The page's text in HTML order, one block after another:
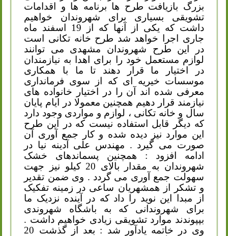
بزرگ بازیافت طرح ها برنامه ها و اقدامات
تشویقی بسیاری برای شهروندان خواهیم
داشت که یکی از آنها که از 19 اسفند ماه
جاری اجرا خواهد شد طرح خانه تکانی است
در این طرح شهروندان مشهدی می توانند
لوازم مستعمل خود را برای اهدا به نیازمندان
در اختیار ما قرار دهند تا ما با همکاری
موسسات خیریه ای که از سوی فرمانداری
معرفی شده اند آن را در اختیار خانواده های
نیازمند قرار دهیم همچنین معمولا در ایام پایان
سال و خانه تکانی ، لوازم و مواردی وجود دارد
که دیگر قابل استفاده نیست که در این طرح
این موارد نیز دیده شده و کار جمع آوری آن
صورت می گیرد . مهندس علی آدینه نیا در
ادامه افزود : همچنین پسماندهای خشک
شهروندان به مقدار بالای 20 کیلو نیز جهت
سهولت جمع آوری می گردد . وی ضمن تقدیر
و تشکر از همشهریان ساعی در زمینه تفکیک
از مبدا این نوید را داد که در آینده نزدیک ما
برای شهروندانی که به باشگاه شهروندی
بپپوندند موارد تشویقی زیادی خواهیم داشت .
وی در خاتمه یادآور شد :
بعد از گذشت 20